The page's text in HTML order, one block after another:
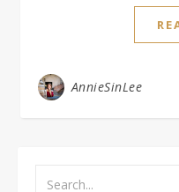
AnnieSinLee